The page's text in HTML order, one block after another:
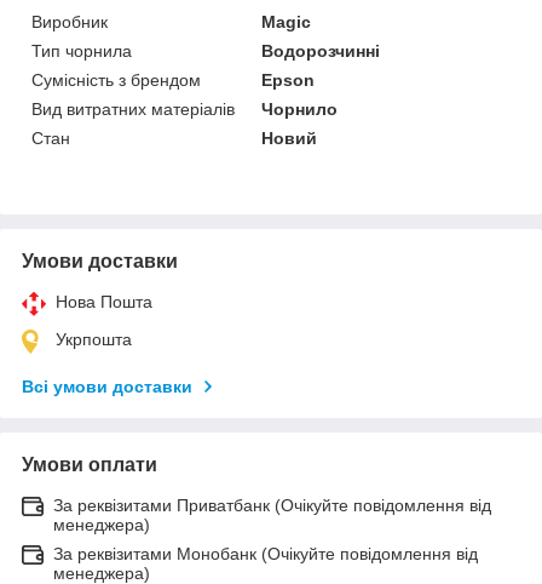
Виробник
Magic
Тип чорнила
Водорозчинні
Сумісність з брендом
Epson
Вид витратних матеріалів
Чорнило
Стан
Новий
Умови доставки
Нова Пошта
Укрпошта
Всі умови доставки
Умови оплати
За реквізитами Приватбанк (Очікуйте повідомлення від
менеджера)
За реквізитами Монобанк (Очікуйте повідомлення від
менеджера)